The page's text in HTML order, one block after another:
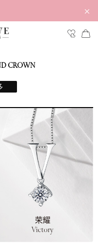
CROWN
荣耀
Victory